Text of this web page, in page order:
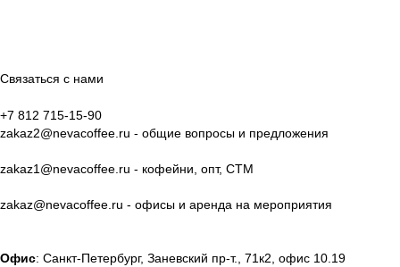
Связаться с нами
+7 812 715-15-90
zakaz2@nevacoffee.ru - общие вопросы и предложения
zakaz1@nevacoffee.ru - кофейни, опт, СТМ
zakaz@nevacoffee.ru - офисы и аренда на мероприятия
Офис: Санкт-Петербург, Заневский пр-т., 71к2, офис 10.19